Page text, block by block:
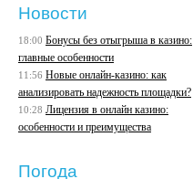
Новости
18:00 Бонусы без отыгрыша в казино:
главные особенности
11:56 Новые онлайн-казино: как
анализировать надежность площадки?
10:28 Лицензия в онлайн казино:
особенности и преимущества
Погода